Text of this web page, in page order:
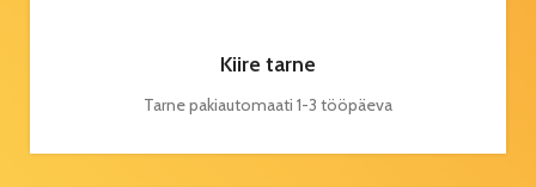
Kiire tarne
Tarne pakiautomaati 1-3 tööpäeva